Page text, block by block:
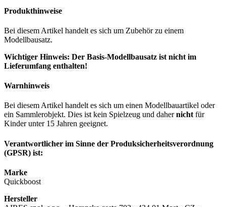
Produkthinweise
Bei diesem Artikel handelt es sich um Zubehör zu einem
Modellbausatz.
Wichtiger Hinweis: Der Basis-Modellbausatz ist nicht im
Lieferumfang enthalten!
Warnhinweis
Bei diesem Artikel handelt es sich um einen Modellbauartikel oder
ein Sammlerobjekt. Dies ist kein Spielzeug und dahernicht für
Kinder unter 15 Jahren geeignet.
Verantwortlicher im Sinne der Produksicherheitsverordnung
(GPSR) ist:
Marke
Quickboost
Hersteller